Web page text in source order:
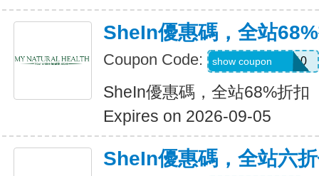
SheIn優惠碼，全站
Coupon Code: uguszx26042210
show coupon
SheIn優惠碼，全站68%折扣
Expires on 2026-09-05
SheIn優惠碼，全站六